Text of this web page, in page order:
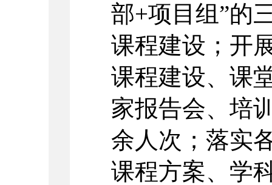
部+项目组”的
课程建设；开
课程建设、课
家报告会、培
余人次；落实
课程方案、学